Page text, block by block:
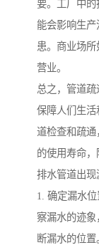
要。工厂中的
能会影响生
患。商业场
营业。
总之，管道疏
保障人们生
道检查和疏
的使用寿命，
排水管道出现
1. 确定漏水
察漏水的迹
断漏水的位置